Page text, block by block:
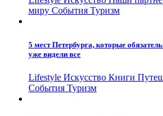
миру События Туризм
5 мест Петербурга, которые
уже видели все
Lifestyle Искусство Книги
События Туризм